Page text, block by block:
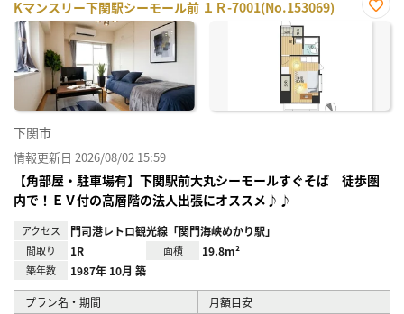
Kマンスリー下関駅シーモール前 １Ｒ-7001(No.153069)
お気
下関市
情報更新日 2026/08/02 15:59
【角部屋・駐車場有】下関駅前大丸シーモールすぐそば 徒歩圏
内で！ＥＶ付の高層階の法人出張にオススメ♪♪
アクセス 門司港レトロ観光線「関門海峡めかり駅」
間取り 1R 面積 19.8m²
築年数 1987年 10月 築
プラン名・期間 月額目安